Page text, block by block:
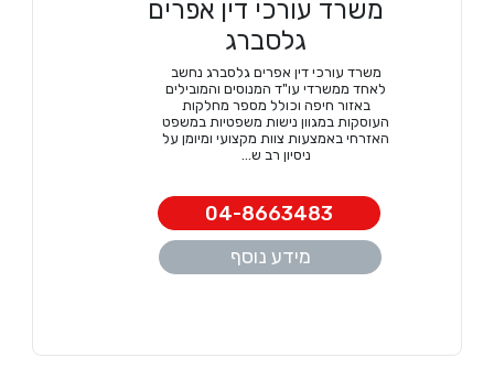
משרד עורכי דין אפרים
גלסברג
משרד עורכי דין אפרים גלסברג נחשב
לאחד ממשרדי עו"ד המנוסים והמובילים
באזור חיפה וכולל מספר מחלקות
העוסקות במגוון נישות משפטיות במשפט
האזרחי באמצעות צוות מקצועי ומיומן על
ניסיון רב ש...
04-8663483
מידע נוסף